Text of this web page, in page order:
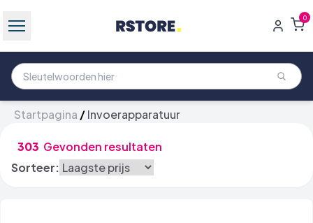
0
Startpagina /Invoerapparatuur
303 Gevonden resultaten
Sorteer: